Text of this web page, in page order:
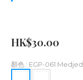
HK$30.00
顏色 : EGP-061 Medjed